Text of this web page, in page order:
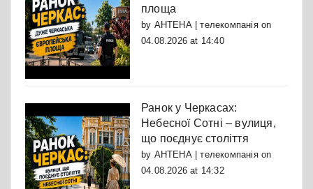
площа
by АНТЕНА | телекомпаніяon
04.08.2026 at 14:40
Ранок у Черкасах:
Небесної Сотні – вулиця,
що поєднує століття
by АНТЕНА | телекомпаніяon
04.08.2026 at 14:32